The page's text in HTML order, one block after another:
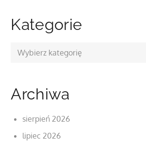
Kategorie
Kategorie
Archiwa
sierpień 2026
lipiec 2026